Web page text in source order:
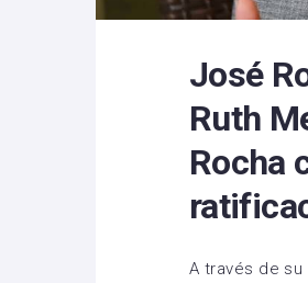
José
Ruth
Rocha
A través de